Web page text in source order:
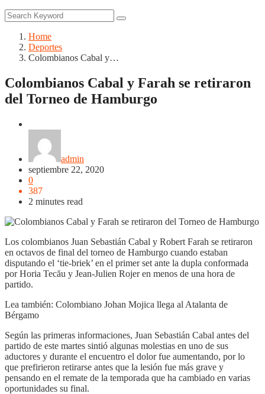
Home
Deportes
Colombianos Cabal y…
Colombianos Cabal y Farah se retiraron
del Torneo de Hamburgo
admin
septiembre 22, 2020
0
387
2 minutes read
Los colombianos Juan Sebastián Cabal y Robert Farah se retiraron
en octavos de final del torneo de Hamburgo cuando estaban
disputando el ‘tie-briek’ en el primer set ante la dupla conformada
por Horia Tecău y Jean-Julien Rojer en menos de una hora de
partido.
Lea también: Colombiano Johan Mojica llega al Atalanta de
Bérgamo
Según las primeras informaciones, Juan Sebastián Cabal antes del
partido de este martes sintió algunas molestias en uno de sus
aductores y durante el encuentro el dolor fue aumentando, por lo
que prefirieron retirarse antes que la lesión fue más grave y
pensando en el remate de la temporada que ha cambiado en varias
oportunidades su final.